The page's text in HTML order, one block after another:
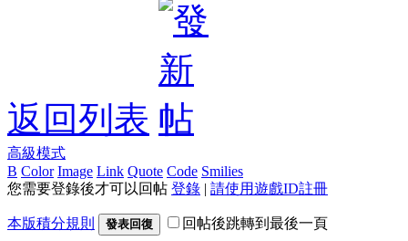
返回列表
高級模式
B Color Image Link Quote Code Smilies
您需要登錄後才可以回帖 登錄 | 請使用遊戲ID註冊
本版積分規則 發表回復 回帖後跳轉到最後一頁